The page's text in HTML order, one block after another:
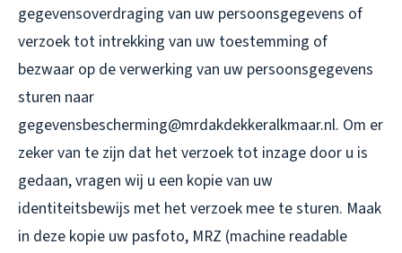
gegevensoverdraging van uw persoonsgegevens of
verzoek tot intrekking van uw toestemming of
bezwaar op de verwerking van uw persoonsgegevens
sturen naar
gegevensbescherming@mrdakdekkeralkmaar.nl. Om er
zeker van te zijn dat het verzoek tot inzage door u is
gedaan, vragen wij u een kopie van uw
identiteitsbewijs met het verzoek mee te sturen. Maak
in deze kopie uw pasfoto, MRZ (machine readable